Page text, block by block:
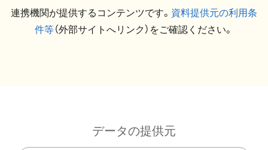
連携機関が提供するコンテンツです。 資料提供元の利用条
件等（外部サイトへリンク）をご確認ください。
データの提供元